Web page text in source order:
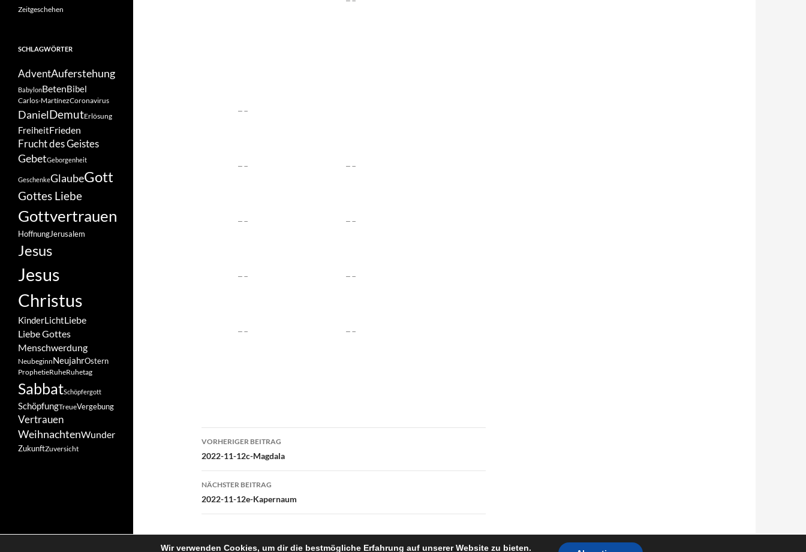
Beitragsnavigation
VORHERIGER BEITRAG
2022-11-12c-Magdala
NÄCHSTER BEITRAG
2022-11-12e-Kapernaum
Zeitgeschehen
SCHLAGWÖRTER
AdventAuferstehung
BabylonBetenBibel
Carlos-MartínezCoronavirus
DanielDemutErlösung
FreiheitFrieden
Frucht des Geistes
GebetGeborgenheit
GeschenkeGlaubeGott
Gottes Liebe
Gottvertrauen
HoffnungJerusalem
Jesus
Jesus
Christus
KinderLichtLiebe
Liebe Gottes
Menschwerdung
NeubeginnNeujahrOstern
ProphetieRuheRuhetag
SabbatSchöpfergott
SchöpfungTreueVergebung
Vertrauen
WeihnachtenWunder
ZukunftZuversicht
Wir verwenden Cookies, um dir die bestmögliche Erfahrung auf unserer Website zu bieten.